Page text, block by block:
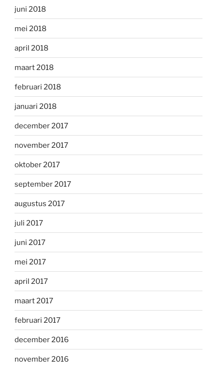
juni 2018
mei 2018
april 2018
maart 2018
februari 2018
januari 2018
december 2017
november 2017
oktober 2017
september 2017
augustus 2017
juli 2017
juni 2017
mei 2017
april 2017
maart 2017
februari 2017
december 2016
november 2016